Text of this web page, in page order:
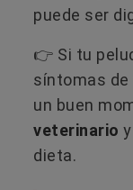
puede ser
​👉 Si tu
síntomas de
un buen
veterinario
dieta.